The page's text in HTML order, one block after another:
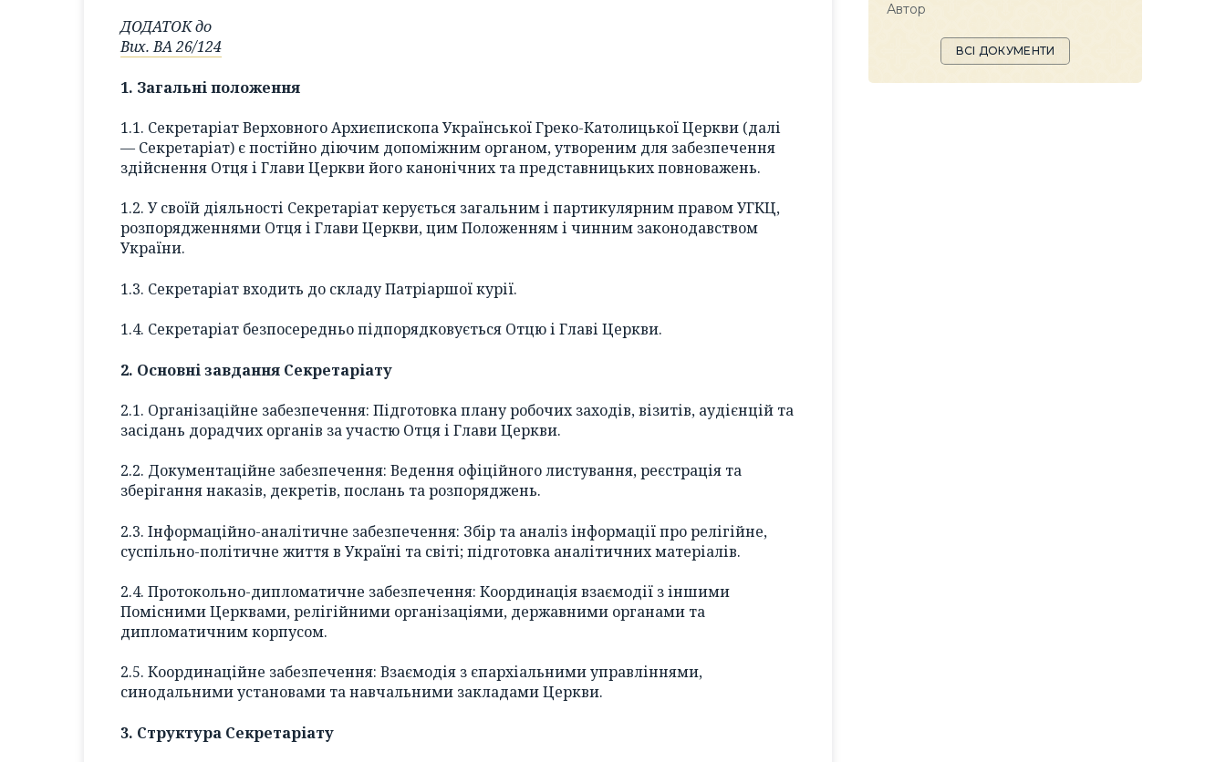
ДОДАТОК до
Вих. ВА 26/124
1. Загальні положення
1.1. Секретаріат Верховного Архиєпископа Української Греко-Католицької Церкви (далі
— Секретаріат) є постійно діючим допоміжним органом, утвореним для забезпечення
здійснення Отця і Глави Церкви його канонічних та представницьких повноважень.
1.2. У своїй діяльності Секретаріат керується загальним і партикулярним правом УГКЦ,
розпорядженнями Отця і Глави Церкви, цим Положенням і чинним законодавством
України.
1.3. Секретаріат входить до складу Патріаршої курії.
1.4. Секретаріат безпосередньо підпорядковується Отцю і Главі Церкви.
2. Основні завдання Секретаріату
2.1. Організаційне забезпечення: Підготовка плану робочих заходів, візитів, аудієнцій та
засідань дорадчих органів за участю Отця і Глави Церкви.
2.2. Документаційне забезпечення: Ведення офіційного листування, реєстрація та
зберігання наказів, декретів, послань та розпоряджень.
2.3. Інформаційно-аналітичне забезпечення: Збір та аналіз інформації про релігійне,
суспільно-політичне життя в Україні та світі; підготовка аналітичних матеріалів.
2.4. Протокольно-дипломатичне забезпечення: Координація взаємодії з іншими
Помісними Церквами, релігійними організаціями, державними органами та
дипломатичним корпусом.
2.5. Координаційне забезпечення: Взаємодія з єпархіальними управліннями,
синодальними установами та навчальними закладами Церкви.
3. Структура Секретаріату
Автор
ВСІ ДОКУМЕНТИ